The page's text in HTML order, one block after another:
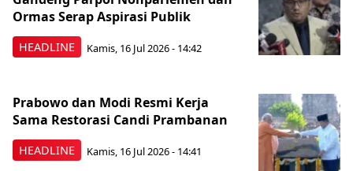
HEADLINE
Ormas Serap Aspirasi Publik
Kamis, 16 Jul 2026 - 14:42
HEADLINE
Prabowo dan Modi Resmi Kerja
Sama Restorasi Candi Prambanan
Kamis, 16 Jul 2026 - 14:41